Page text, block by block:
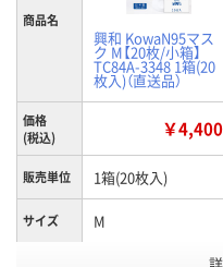
商品名
興和 KowaN95マス
ク M【20枚/小箱】
TC84A-3348 1箱(20
枚入)（直送品）
価格
(税込)
￥4,400
販売単位 1箱(20枚入)
サイズ M